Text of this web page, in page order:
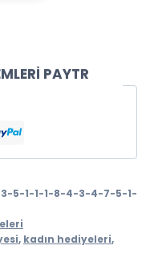
PAYTR
5-1-1-1-8-4-3-4-7-5-1-
, kadın hediyeleri,